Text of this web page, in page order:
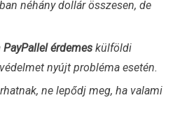
néhány dollár összesen, de
érdemes külföldi
nyújt probléma esetén.
ne lepődj meg, ha valami